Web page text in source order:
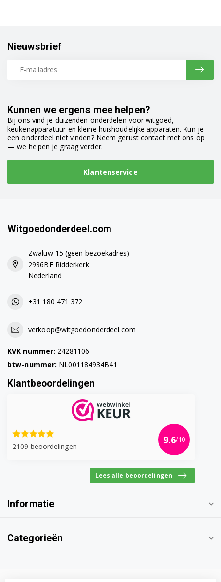
WQG2450R10/03
WQG2450XCL/03
WQG24570SG/03
WQG245D00/01
WQG245D4FG/01
WQG245D90/01
WQG245D9NL/01
WQG245XWW/03
WT25GMD10W/01
WT260100/15
WT260100/16
WT260100/18
WT260101/02
WT260101/09
Kunnen we ergens mee helpen?
Bij ons vind je duizenden onderdelen voor witgoed,
keukenapparatuur en kleine huishoudelijke apparaten. Kun je
een onderdeel niet vinden? Neem gerust contact met ons op
— we helpen je graag verder.
Klantenservice
Nieuwsbrief
Witgoedonderdeel.com
Zwaluw 15 (geen bezoekadres)
2986BE Ridderkerk
Nederland
+31 180 471 372
verkoop@witgoedonderdeel.com
KVK nummer: 24281106
btw-nummer: NL001184934B41
Klantbeoordelingen
2109 beoordelingen
9.6/10
Lees alle beoordelingen
Informatie
Categorieën